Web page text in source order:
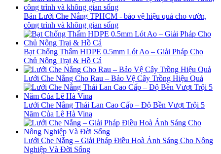
Bán Lưới Che Nắng TPHCM - bảo vệ hiệu quả cho vườn,
công trình và không gian sống
Bạt Chống Thấm HDPE 0.5mm Lót Ao – Giải Pháp Cho
Chủ Nông Trại & Hồ Cá
Lưới Che Nắng Cho Rau – Bảo Vệ Cây Trồng Hiệu Quả
Lưới Che Nắng Thái Lan Cao Cấp – Độ Bền Vượt Trội 5
Năm Của Lê Hà Vina
Lưới Che Nắng – Giải Pháp Điều Hoà Ánh Sáng Cho Nông
Nghiệp Và Đời Sống